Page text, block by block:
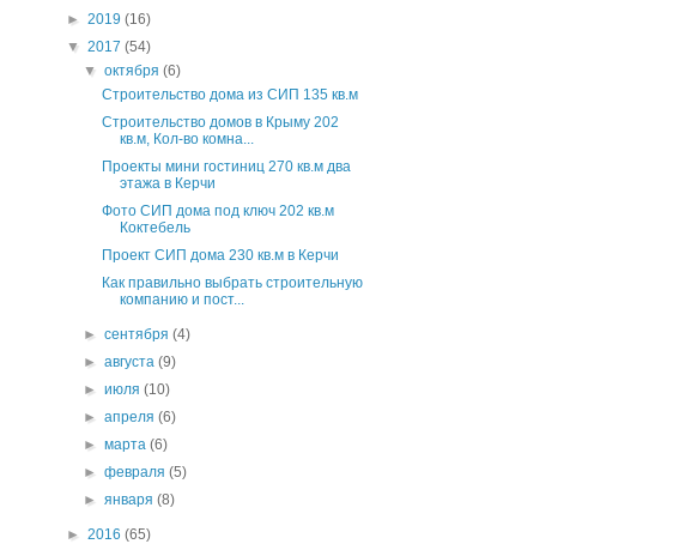
► 2019 (16)
▼ 2017 (54)
▼октября(6)
Строительство дома из СИП 135 кв.м
Строительство домов в Крыму 202
кв.м, Кол-во комна...
Проекты мини гостиниц 270 кв.м два
этажа в Керчи
Фото СИП дома под ключ 202 кв.м
Коктебель
Проект СИП дома 230 кв.м в Керчи
Как правильно выбрать строительную
компанию и пост...
►сентября(4)
►августа(9)
►июля(10)
►апреля(6)
►марта(6)
►февраля(5)
►января(8)
► 2016 (65)